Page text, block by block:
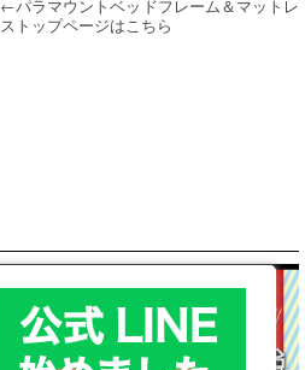
←パラマウントベッドフレーム＆マットレ
ストップページはこちら